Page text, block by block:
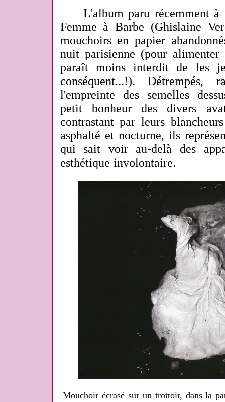
L'album paru récemment à
Femme à Barbe (Ghislaine
mouchoirs en papier
nuit parisienne (pour
paraît moins interdit de les
conséquent...!). Détrempés,
l'empreinte des semelles
petit bonheur des divers
contrastant par leurs
asphalté et nocturne, ils
qui sait voir au-delà des
esthétique involontaire.
Mouchoir écrasé sur un trottoir, dans la